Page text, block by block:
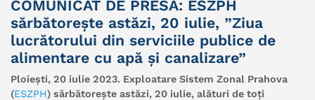
COMUNICAT DE PRESĂ: ESZPH
sărbătorește astăzi, 20 iulie, ”Ziua
lucrătorului din serviciile publice de
alimentare cu apă și canalizare”
Ploiești, 20 iulie 2023. Exploatare Sistem Zonal Prahova
(ESZPH) sărbătorește astăzi, 20 iulie, alături de toți